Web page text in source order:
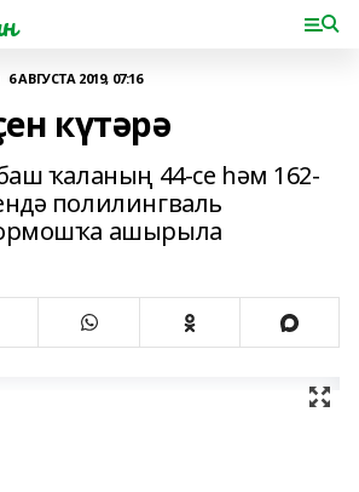
6 АВГУСТА 2019, 07:16
күтәрә
ҡаланың 44-се һәм 162-
полилингваль
ашырыла